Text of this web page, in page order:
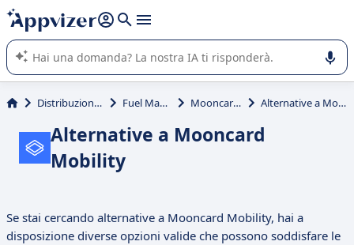
righe con
shift + enter
L'IA di Appvizer vi guida nell'utilizzo o nella scelta di un
software SaaS per la vostra azienda.
Distribuzione & trasporti Fuel Management Mooncard Mobility Alternative a Mooncard Mobility
Alternative a Mooncard
Mobility
Se stai cercando alternative a Mooncard Mobility, hai a
disposizione diverse opzioni valide che possono soddisfare le